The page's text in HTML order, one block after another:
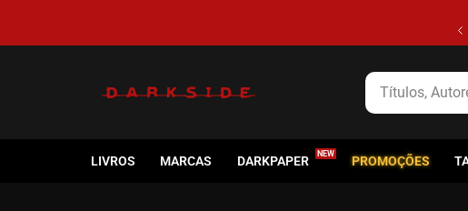
Títulos,
LIVROS MARCAS DARKPAPER PROMOÇÕES